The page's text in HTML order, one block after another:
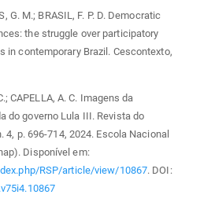
G. M.; BRASIL, F. P. D. Democratic
the struggle over participatory
in contemporary Brazil. Cescontexto,
CAPELLA, A. C. Imagens da
do governo Lula III. Revista do
4, p. 696-714, 2024. Escola Nacional
Disponível em:
RSP/article/view/10867. DOI: